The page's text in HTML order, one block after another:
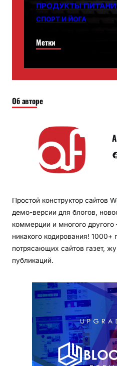
ПРОДУКТЫ
СПОРТ И ЙОГА
Метки
Об авторе
Facebook
Простой конструктор сайтов
демо-версии для блогов,
коммерции и многого
никакого кодирования! 1000+
потрясающих сайтов газет,
публикаций.